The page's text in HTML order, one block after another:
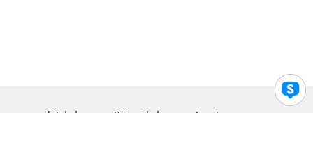
accesibilidad Privacidad Legal